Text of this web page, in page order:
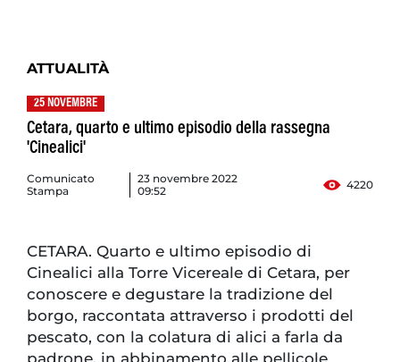
ATTUALITÀ
25 NOVEMBRE
Cetara, quarto e ultimo episodio della rassegna
'Cinealici'
Comunicato
Stampa
23 novembre 2022
09:52
4220
CETARA. Quarto e ultimo episodio di
Cinealici alla Torre Vicereale di Cetara, per
conoscere e degustare la tradizione del
borgo, raccontata attraverso i prodotti del
pescato, con la colatura di alici a farla da
padrone, in abbinamento alle pellicole